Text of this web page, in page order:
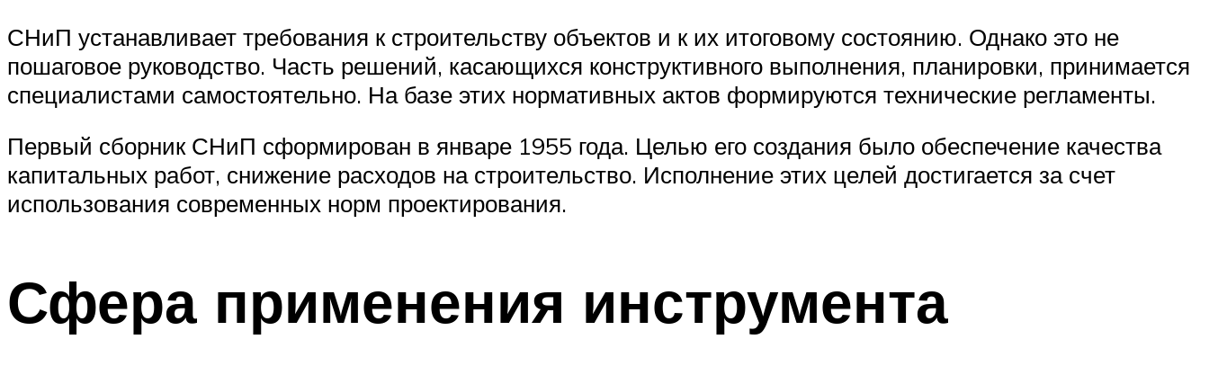
СНиП устанавливает требования к строительству объектов и к их итоговому состоянию. Однако это не
пошаговое руководство. Часть решений, касающихся конструктивного выполнения, планировки, принимается
специалистами самостоятельно. На базе этих нормативных актов формируются технические регламенты.
Первый сборник СНиП сформирован в январе 1955 года. Целью его создания было обеспечение качества
капитальных работ, снижение расходов на строительство. Исполнение этих целей достигается за счет
использования современных норм проектирования.
Сфера применения инструмента